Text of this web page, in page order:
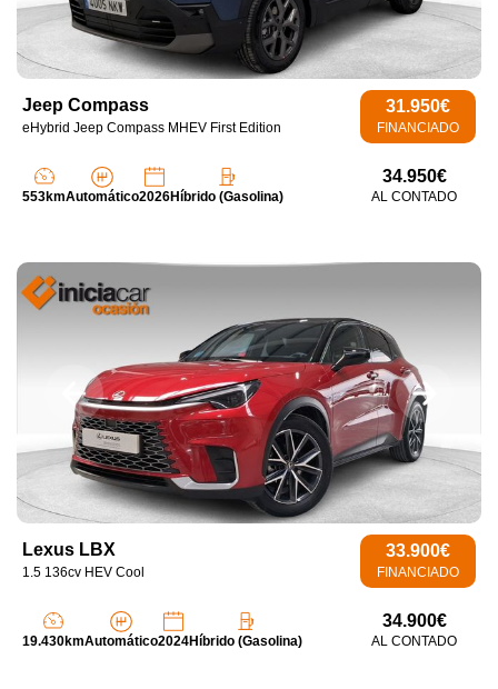
Jeep Compass
eHybrid Jeep Compass MHEV First Edition
31.950€
FINANCIADO
553kmAutomático2026Híbrido (Gasolina)
34.950€
AL CONTADO
Lexus LBX
1.5 136cv HEV Cool
33.900€
FINANCIADO
19.430kmAutomático2024Híbrido (Gasolina)
34.900€
AL CONTADO